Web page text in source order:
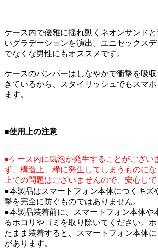
ケース内で優雅に揺れ動くネオンサンド
いグラデーションを演出。ユニセックス
でなくな男性にもオススメです。
ケースのバンパーはしなやかで衝撃を吸
きているから、スタイリッシュでもスマ
ます。
■使用上の注意
●ケース内に気泡が発生することがござい
ず、構造上、稀に発生してしまうものに
上での問題はございませんので、安心して
●本製品はスマートフォン本体につくキズ
撃を完全に防ぐものではありません。
●本製品装着前に、スマートフォン本体や
るホコリやゴミを取り除いてください。
たまま装着すると、スマートフォン本体
があります。